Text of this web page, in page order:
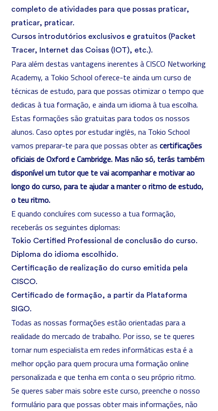
completo de atividades para que possas praticar,
praticar, praticar.
Cursos introdutórios exclusivos e gratuitos (Packet
Tracer, Internet das Coisas (IOT), etc.).
Para além destas vantagens inerentes à CISCO Networking
Academy, a Tokio School oferece-te ainda um curso de
técnicas de estudo, para que possas otimizar o tempo que
dedicas à tua formação, e ainda um idioma à tua escolha.
Estas formações são gratuitas para todos os nossos
alunos. Caso optes por estudar inglês, na Tokio School
vamos preparar-te para que possas obter as certificações
oficiais de Oxford e Cambridge. Mas não só, terás também
disponível um tutor que te vai acompanhar e motivar ao
longo do curso, para te ajudar a manter o ritmo de estudo,
o teu ritmo.
E quando concluíres com sucesso a tua formação,
receberás os seguintes diplomas:
Tokio Certified Professional de conclusão do curso.
Diploma do idioma escolhido.
Certificação de realização do curso emitida pela
CISCO.
Certificado de formação, a partir da Plataforma
SIGO.
Todas as nossas formações estão orientadas para a
realidade do mercado de trabalho. Por isso, se te queres
tornar num especialista em redes informáticas esta é a
melhor opção para quem procura uma formação online
personalizada e que tenha em conta o seu próprio ritmo.
Se queres saber mais sobre este curso, preenche o nosso
formulário para que possas obter mais informações, não